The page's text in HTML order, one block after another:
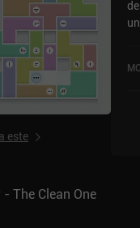
este
The Clean One